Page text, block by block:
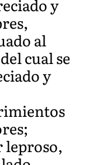
y
al
cual se
y
leproso,